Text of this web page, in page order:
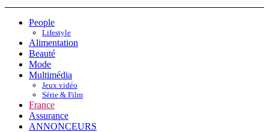
People
Lifestyle
Alimentation
Beauté
Mode
Multimédia
Jeux vidéo
Série & Film
France
Assurance
ANNONCEURS